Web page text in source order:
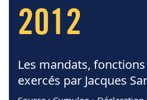
2012
Les mandats,
exercés par Jacques